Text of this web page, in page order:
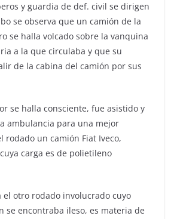
y guardia de def. civil se dirigen
se observa que un camión de la
se halla volcado sobre la vanquina
a la que circulaba y que su
de la cabina del camión por sus
se halla consciente, fue asistido y
ambulancia para una mejor
rodado un camión Fiat Iveco,
carga es de polietileno
el otro rodado involucrado cuyo
se encontraba ileso, es materia de